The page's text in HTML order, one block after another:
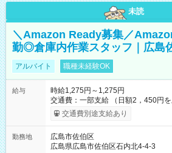
未読
＼Amazon Ready募集／
勤◎倉庫内作業スタッフ｜広島
アルバイト 職種未経験OK
給与
時給1,275円～1,275円
交通費：一部支給 （日額2，450円
実費支給） ※22:00～翌5:00までは時給25%UP！ ■給与前払い
制度あり ※前払い額の上限あり、手
交通費別途支給あり
勤務地
広島市佐伯区
広島県広島市佐伯区石内北4-4-3